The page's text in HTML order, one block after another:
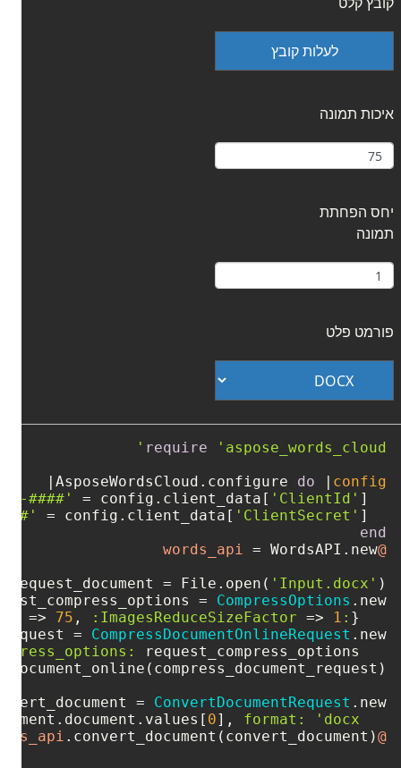
לעלות קובץ
איכות תמונה
יחס הפחתת
תמונה
פורמט פלט
require
'aspose_words_cloud'
AsposeWordsCloud.configure do config
'ClientId' ] =
####'
'ClientSecret' ] =
end
@words_api
request_document = File.open( 'Input.docx'
= CompressOptions
   {
:ImagesQuality
=> 75 , :ImagesReduceSizeFactor =>
1
= CompressDocumentOnlineRequest
= ConvertDocumentRequest
0], format:
'docx'
@words_api
.convert_document(convert_document)